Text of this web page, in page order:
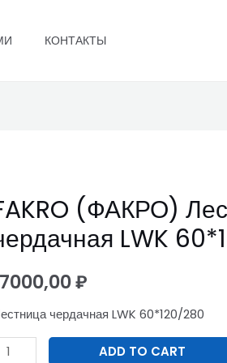
КОНТАКТЫ
(ФАКРО)
LWK
₽
чердачная LWK 60*120/280
Лестница
280
ADD TO CART